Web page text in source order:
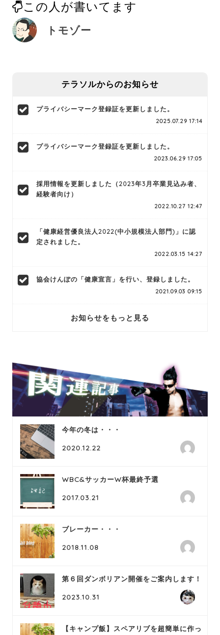
この人が書いてます
トモゾー
テラソルからのお知らせ
プライバシーマーク登録証を更新しました。
2025.07.29 17:14
プライバシーマーク登録証を更新しました。
2023.06.29 17:05
採用情報を更新しました（2023年3月卒業見込み者、
経験者向け）
2022.10.27 12:47
「健康経営優良法人2022(中小規模法人部門)」に認
定されました。
2022.03.15 14:27
協会けんぽの「健康宣言」を行い、登録しました。
2021.09.03 09:15
お知らせをもっと見る
今年の冬は・・・
2020.12.22
WBC&サッカーW杯最終予選
2017.03.21
ブレーカー・・・
2018.11.08
第６回ダンボリアン開催をご案内します！
2023.10.31
【キャンプ飯】スペアリブを超簡単に作っ